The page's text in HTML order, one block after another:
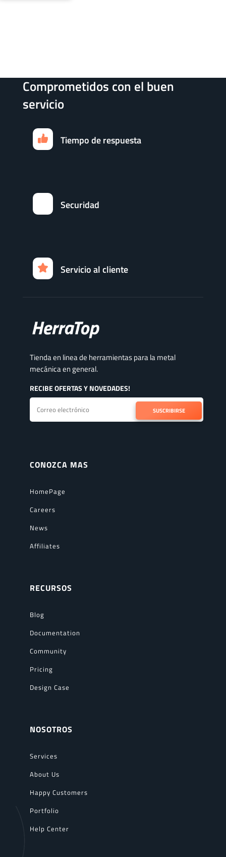
Comprometidos con el buen
servicio
Tiempo de respuesta
Securidad
Servicio al cliente
Tienda en linea de herramientas para la metal
mecánica en general.
RECIBE OFERTAS Y NOVEDADES!
SUSCRIBIRSE
CONOZCA MAS
HomePage
Careers
News
Affiliates
RECURSOS
Blog
Documentation
Community
Pricing
Design Case
NOSOTROS
Services
About Us
Happy Customers
Portfolio
Help Center